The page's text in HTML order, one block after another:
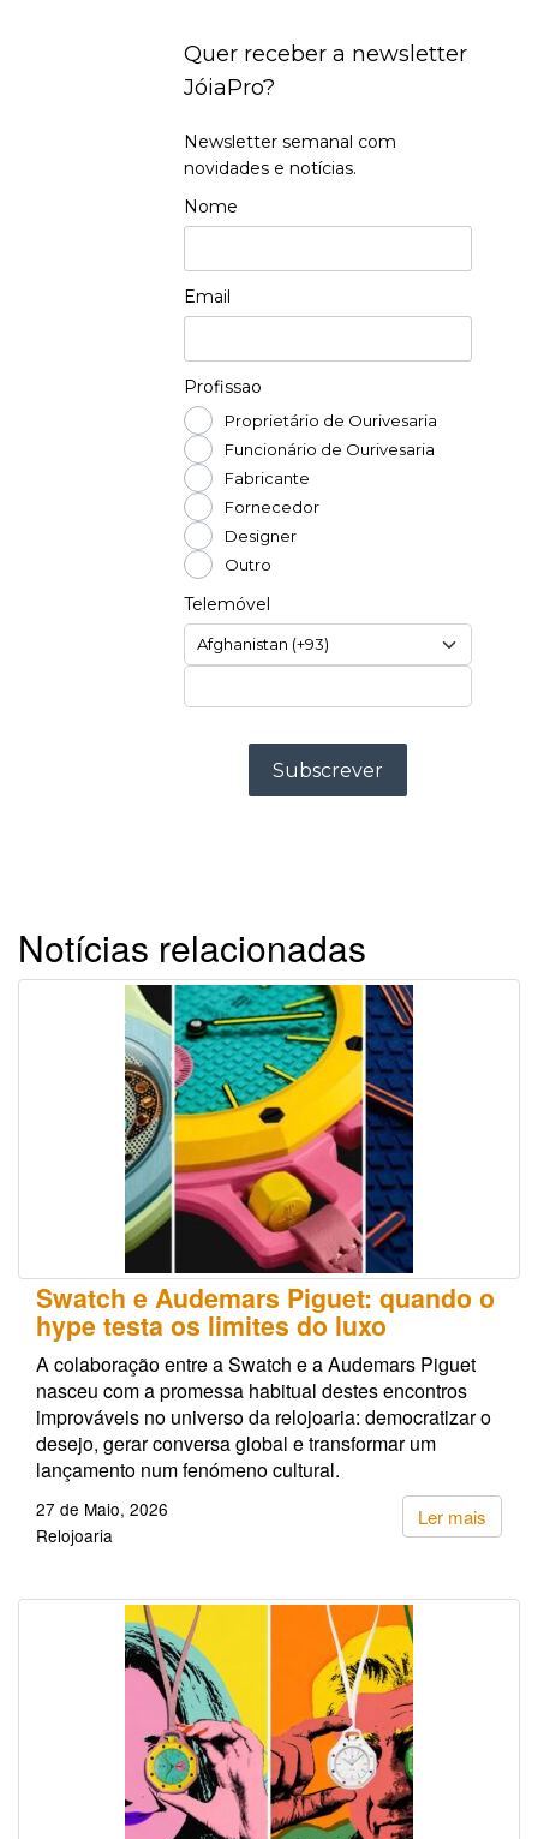
Notícias relacionadas
Swatch e Audemars Piguet: quando o
hype testa os limites do luxo
A colaboração entre a Swatch e a Audemars Piguet
nasceu com a promessa habitual destes encontros
improváveis no universo da relojoaria: democratizar o
desejo, gerar conversa global e transformar um
lançamento num fenómeno cultural.
Ler mais
27 de Maio, 2026
Relojoaria